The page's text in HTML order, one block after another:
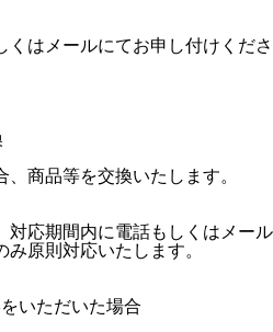
くはメールにてお申し付けくださ
商品等を交換いたします。
対応期間内に電話もしくはメール
原則対応いたします。
いただいた場合